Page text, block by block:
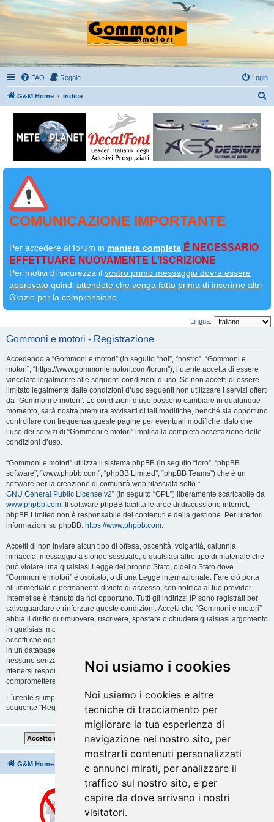
Noi usiamo i cookies
Noi usiamo i cookies e altre
tecniche di tracciamento per
migliorare la tua esperienza di
navigazione nel nostro sito, per
mostrarti contenuti personalizzati
e annunci mirati, per analizzare il
traffico sul nostro sito, e per
capire da dove arrivano i nostri
visitatori.
FAQ Regole Login
G&M Home Indice
COMUNICAZIONE IMPORTANTE
Per accedere al forum in maniera completa É NECESSARIO
EFFETTUARE NUOVAMENTE L'ISCRIZIONE
Per motivi di sicurezza il vostro primo messaggio dovrà essere
approvato quindi attendete che venga fatto prima di inserirne altri
Grazie per la comprensione
Lingua:
Gommoni e motori - Registrazione
Accedendo a “Gommoni e motori” (in seguito “noi”, “nostro”, “Gommoni e
motori”, “https://www.gommoniemotori.com/forum”), l’utente accetta di essere
vincolato legalmente alle seguenti condizioni d’uso. Se non accetti di essere
limitato legalmente dalle condizioni d’uso seguenti non utilizzare i servizi offerti
da “Gommoni e motori”. Le condizioni d’uso possono cambiare in qualunque
momento, sarà nostra premura avvisarti di tali modifiche, benché sia opportuno
controllare con frequenza queste pagine per eventuali modifiche, dato che
l’uso dei servizi di “Gommoni e motori” implica la completa accettazione delle
condizioni d’uso.
“Gommoni e motori” utilizza il sistema phpBB (in seguito “loro”, “phpBB
software”, “www.phpbb.com”, “phpBB Limited”, “phpBB Teams”) che è un
software per la creazione di comunità web rilasciata sotto “
GNU General Public License v2” (in seguito “GPL”) liberamente scaricabile da
www.phpbb.com. Il software phpBB facilita le aree di discussione internet;
phpBB Limited non è responsabile dei contenuti e della gestione. Per ulteriori
informazioni su phpBB: https://www.phpbb.com.
Accetti di non inviare alcun tipo di offesa, oscenità, volgarità, calunnia,
minaccia, messaggio a sfondo sessuale, o qualsiasi altro tipo di materiale che
può violare una qualsiasi Legge del proprio Stato, o dello Stato dove
“Gommoni e motori” è ospitato, o di una Legge internazionale. Fare ciò porta
all’immediato e permanente divieto di accesso, con notifica al tuo provider
Internet se è ritenuto da noi opportuno. Tutti gli indirizzi IP sono registrati per
salvaguardare e rinforzare queste condizioni. Accetti che “Gommoni e motori”
abbia il diritto di rimuovere, riscrivere, spostare o chiudere qualsiasi argomento
in qualsiasi momento lo ritenga necessario. Come fruitore di questo servizio,
accetti che ogni informazione (dato personale) tu abbia inviato sia conservata
in un database. Al contempo queste informazioni non saranno divulgate a
nessuno senza il tuo consenso, né “Gommoni e motori” o phpBB sono da
ritenersi responsabili per qualsiasi violazione al sistema che possa
compromettere queste informazioni.
L´utente si impegna a rispettare le regole del forum indicate nella sezione
seguente "Regole":
Guarda le regole del Forum
G&M Home Tutti gli orari sonoUTC+02:00
Cancella cookie